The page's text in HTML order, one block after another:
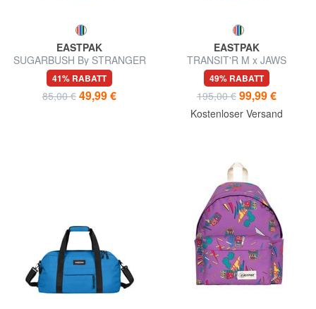
EASTPAK
SUGARBUSH By STRANGER
THINGS Laptoprucksack 15"
41% RABATT
85,00 € 49,99 €
EASTPAK
TRANSIT'R M x JAWS
Mittelgroßer Trolley
49% RABATT
195,00 € 99,99 €
Kostenloser Versand